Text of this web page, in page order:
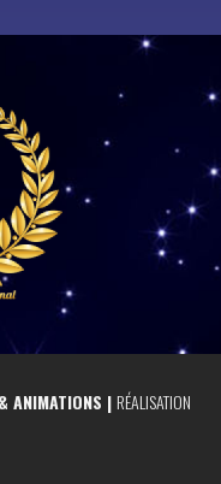
ANIMATIONS | RÉALISATION